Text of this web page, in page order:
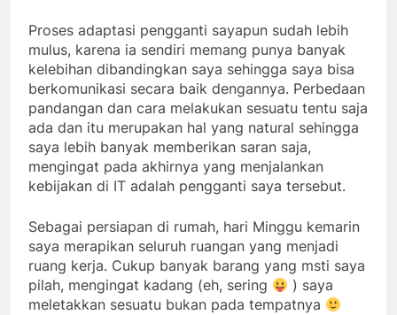
Proses adaptasi pengganti sayapun sudah lebih
mulus, karena ia sendiri memang punya banyak
kelebihan dibandingkan saya sehingga saya bisa
berkomunikasi secara baik dengannya. Perbedaan
pandangan dan cara melakukan sesuatu tentu saja
ada dan itu merupakan hal yang natural sehingga
saya lebih banyak memberikan saran saja,
mengingat pada akhirnya yang menjalankan
kebijakan di IT adalah pengganti saya tersebut.
Sebagai persiapan di rumah, hari Minggu kemarin
saya merapikan seluruh ruangan yang menjadi
ruang kerja. Cukup banyak barang yang msti saya
pilah, mengingat kadang (eh, sering
) saya
meletakkan sesuatu bukan pada tempatnya